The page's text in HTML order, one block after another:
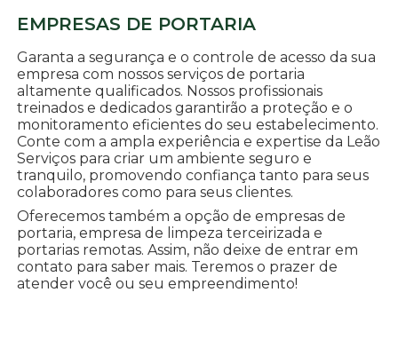
EMPRESAS DE PORTARIA
Garanta a segurança e o controle de acesso da sua
empresa com nossos serviços de portaria
altamente qualificados. Nossos profissionais
treinados e dedicados garantirão a proteção e o
monitoramento eficientes do seu estabelecimento.
Conte com a ampla experiência e expertise da Leão
Serviços para criar um ambiente seguro e
tranquilo, promovendo confiança tanto para seus
colaboradores como para seus clientes.
Oferecemos também a opção de empresas de
portaria, empresa de limpeza terceirizada e
portarias remotas. Assim, não deixe de entrar em
contato para saber mais. Teremos o prazer de
atender você ou seu empreendimento!